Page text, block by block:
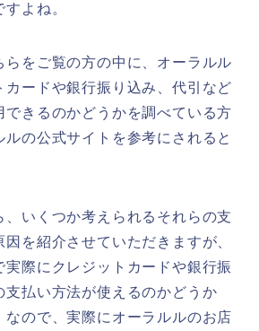
よね。
らをご覧の方の中に、オーラルル
カードや銀行振り込み、代引など
できるのかどうかを調べている方
ルの公式サイトを参考にされると
、いくつか考えられるそれらの支
を紹介させていただきますが、
実際にクレジットカードや銀行振
支払い方法が使えるのかどうか
なので、実際にオーラルルのお店